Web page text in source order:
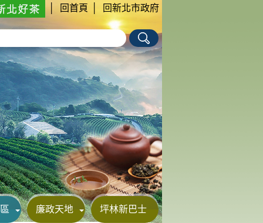
回首頁 回新北市政府
廉政天地 坪林新巴士